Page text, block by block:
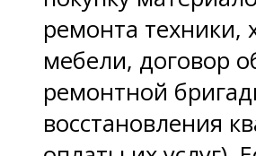
ремонта техники,
мебели, договор
ремонтной
восстановления